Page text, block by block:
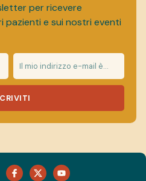
per ricevere
pazienti e sui nostri eventi